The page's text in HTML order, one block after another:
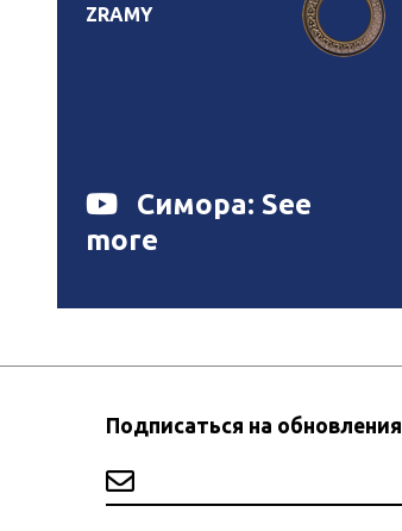
ZRAMY
Симора: See
more
Подписаться на обновления